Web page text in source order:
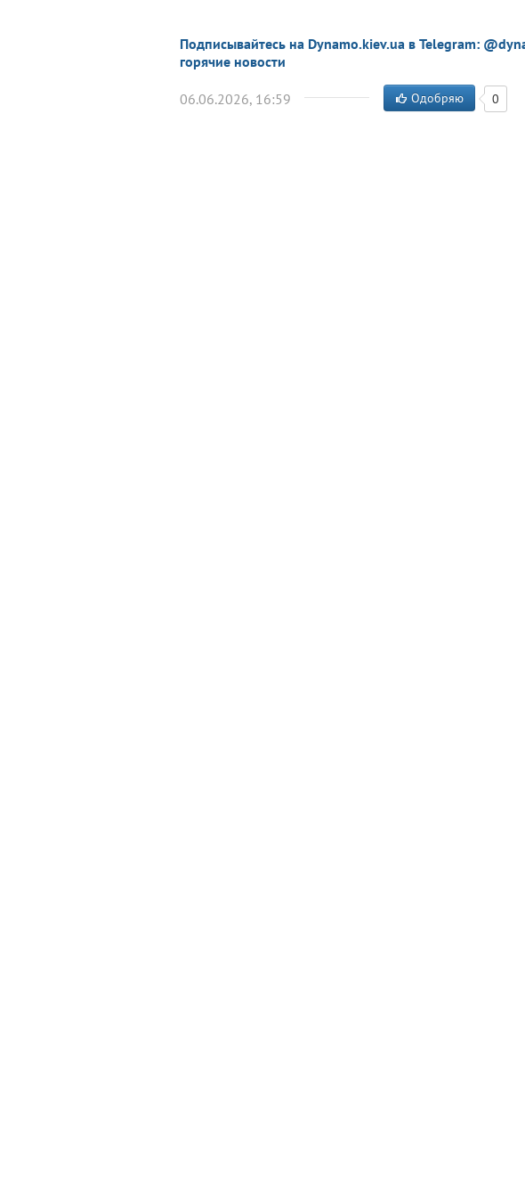
Подписывайтесь на Dynamo.kiev.ua в Telegram:
горячие новости
06.06.2026, 16:59 Одобряю 0